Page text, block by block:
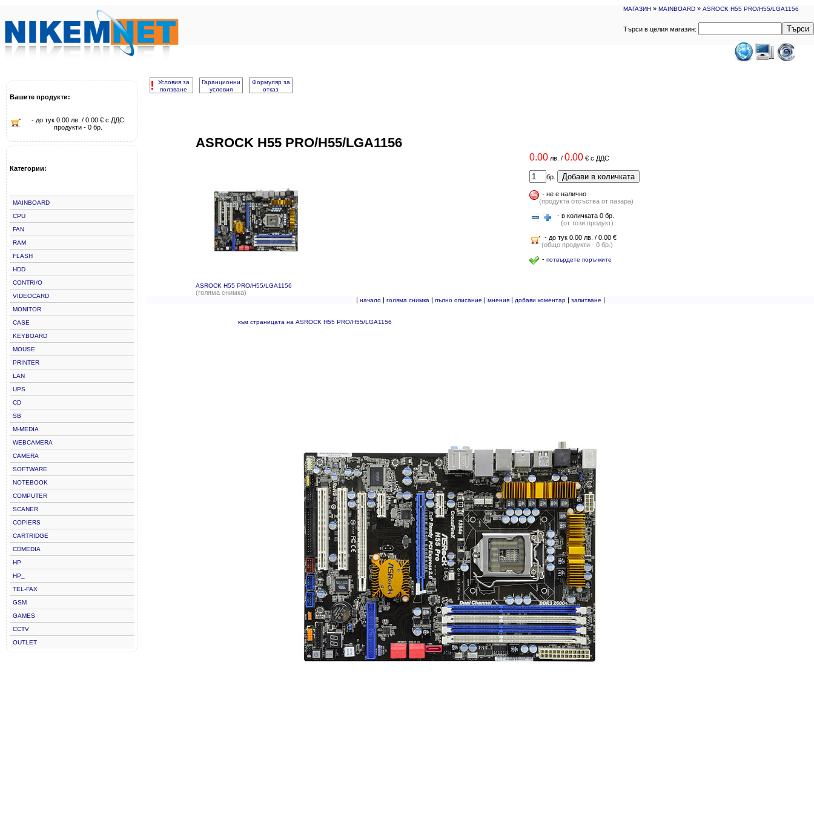
МАГАЗИН » MAINBOARD » ASROCK H55 PRO/H55/LGA1156
Търси в целия магазин: Търси
Вашите продукти:
- до тук 0.00 лв. / 0.00 € с ДДС
продукти - 0 бр.
Категории:
MAINBOARD
CPU
FAN
RAM
FLASH
HDD
CONTRI/O
VIDEOCARD
MONITOR
CASE
KEYBOARD
MOUSE
PRINTER
LAN
UPS
CD
SB
M-MEDIA
WEBCAMERA
CAMERA
SOFTWARE
NOTEBOOK
COMPUTER
SCANER
COPIERS
CARTRIDGE
CDMEDIA
HP
HP_
TEL-FAX
GSM
GAMES
CCTV
OUTLET
!
Условия за
ползване
Гаранционни
условия
Формуляр за
отказ
ASROCK H55 PRO/H55/LGA1156
ASROCK H55 PRO/H55/LGA1156
(голяма снимка)
0.00 лв. / 0.00 €с ДДС
бр. Добави в количката
- не е налично
(продукта отсъства от пазара)
- в количката 0 бр.
(от този продукт)
- до тук 0.00 лв. / 0.00 €
(общо продукти - 0 бр.)
- потвърдете поръчките
| начало| голяма снимка | пълно описание | мнения| добави коментар| запитване |
към страницата на ASROCK H55 PRO/H55/LGA1156